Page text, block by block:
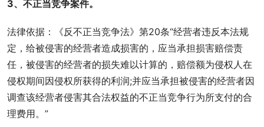
3、不正当竞争案件。
法律依据：《反不正当竞争法》第20条“经营者违反本法规
定，给被侵害的经营者造成损害的，应当承担损害赔偿责
任，被侵害的经营者的损失难以计算的，赔偿额为侵权人在
侵权期间因侵权所获得的利润;并应当承担被侵害的经营者因
调查该经营者侵害其合法权益的不正当竞争行为所支付的合
理费用。”